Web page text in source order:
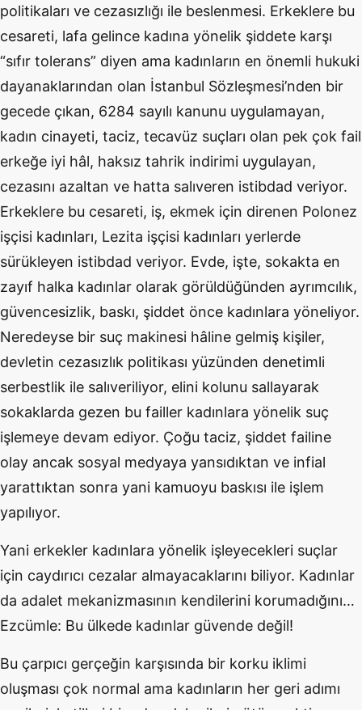
politikaları ve cezasızlığı ile beslenmesi. Erkeklere bu
cesareti, lafa gelince kadına yönelik şiddete karşı
“sıfır tolerans” diyen ama kadınların en önemli hukuki
dayanaklarından olan İstanbul Sözleşmesi’nden bir
gecede çıkan, 6284 sayılı kanunu uygulamayan,
kadın cinayeti, taciz, tecavüz suçları olan pek çok fail
erkeğe iyi hâl, haksız tahrik indirimi uygulayan,
cezasını azaltan ve hatta salıveren istibdad veriyor.
Erkeklere bu cesareti, iş, ekmek için direnen Polonez
işçisi kadınları, Lezita işçisi kadınları yerlerde
sürükleyen istibdad veriyor. Evde, işte, sokakta en
zayıf halka kadınlar olarak görüldüğünden ayrımcılık,
güvencesizlik, baskı, şiddet önce kadınlara yöneliyor.
Neredeyse bir suç makinesi hâline gelmiş kişiler,
devletin cezasızlık politikası yüzünden denetimli
serbestlik ile salıveriliyor, elini kolunu sallayarak
sokaklarda gezen bu failler kadınlara yönelik suç
işlemeye devam ediyor. Çoğu taciz, şiddet failine
olay ancak sosyal medyaya yansıdıktan ve infial
yarattıktan sonra yani kamuoyu baskısı ile işlem
yapılıyor.
Yani erkekler kadınlara yönelik işleyecekleri suçlar
için caydırıcı cezalar almayacaklarını biliyor. Kadınlar
da adalet mekanizmasının kendilerini korumadığını…
Ezcümle: Bu ülkede kadınlar güvende değil!
Bu çarpıcı gerçeğin karşısında bir korku iklimi
oluşması çok normal ama kadınların her geri adımı